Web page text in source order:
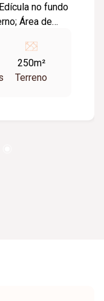
no fundo
Área de
250m²
Terreno